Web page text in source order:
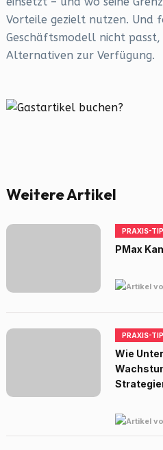
Vorteile gezielt nutzen. Und
Geschäftsmodell nicht
Alternativen zur Verfügung.
Weitere Artikel
PRAXIS-
PMax
PRAXIS-
Wie